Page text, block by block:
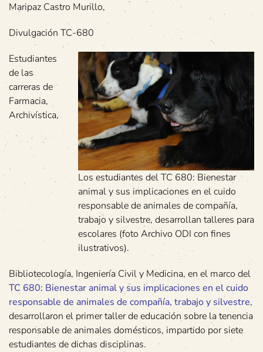
Maripaz Castro Murillo,
Divulgación TC-680
Los estudiantes del TC 680: Bienestar
animal y sus implicaciones en el cuido
responsable de animales de compañía,
trabajo y silvestre, desarrollan talleres para
escolares (foto Archivo ODI con fines
ilustrativos).
Estudiantes
de las
carreras de
Farmacia,
Archivística,
Bibliotecología, Ingeniería Civil y Medicina, en el marco del
TC 680: Bienestar animal y sus implicaciones en el cuido
responsable de animales de compañía, trabajo y silvestre,
desarrollaron el primer taller de educación sobre la tenencia
responsable de animales domésticos, impartido por siete
estudiantes de dichas disciplinas.